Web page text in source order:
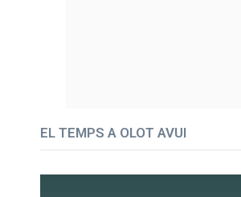
EL TEMPS A OLOT AVUI